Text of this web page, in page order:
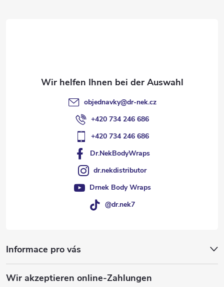
objednavky@dr-nek.cz
+420 734 246 686
+420 734 246 686
Dr.NekBodyWraps
dr.nekdistributor
Drnek Body Wraps
@dr.nek7
Informace pro vás
Wir akzeptieren online-Zahlungen